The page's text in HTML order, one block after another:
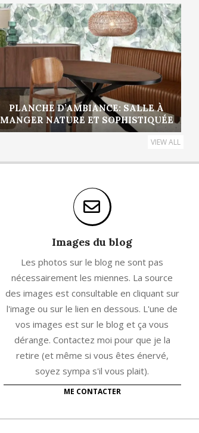
PLANCHE D’AMBIANCE: SALLE À
MANGER NATURE ET SOPHISTIQUÉE
VIEW ALL
Images du blog
Les photos sur le blog ne sont pas
nécessairement les miennes. La source
des images est consultable en cliquant sur
l'image ou sur le lien en dessous. L'une de
vos images est sur le blog et ça vous
dérange. Contactez moi pour que je la
retire (et même si vous êtes énervé,
soyez sympa s'il vous plait).
ME CONTACTER